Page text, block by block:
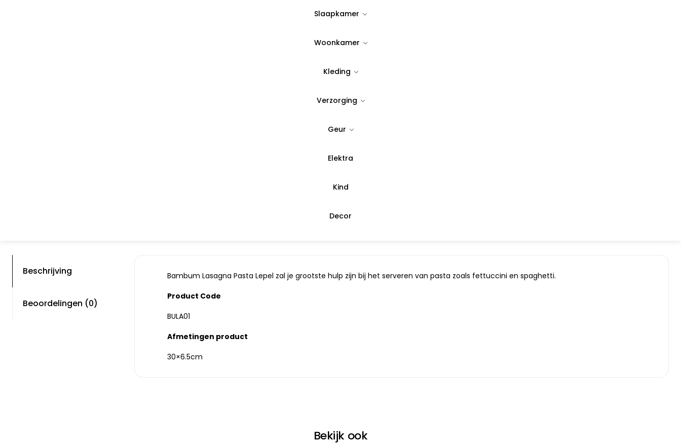
Slaapkamer
Woonkamer
Kleding
Verzorging
Geur
Elektra
Kind
Decor
Op Voorraad
SKU:
Categorie:
Beschrijving
Beoordelingen (0)
Bambum Lasagna Pasta Lepel zal je grootste hulp zijn bij het serveren van pasta zoals fettuccini en spaghetti.
Product Code
BULA01
Afmetingen product
30×6.5cm
Bekijk ook